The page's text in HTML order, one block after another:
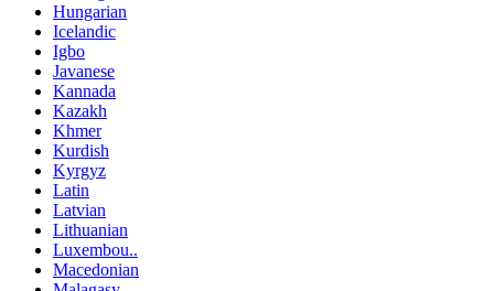
Hungarian
Icelandic
Igbo
Javanese
Kannada
Kazakh
Khmer
Kurdish
Kyrgyz
Latin
Latvian
Lithuanian
Luxembou..
Macedonian